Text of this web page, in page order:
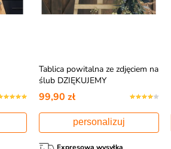
Tablica powitalna ze zdjęciem na
ślub DZIĘKUJEMY
99,90 zł
personalizuj